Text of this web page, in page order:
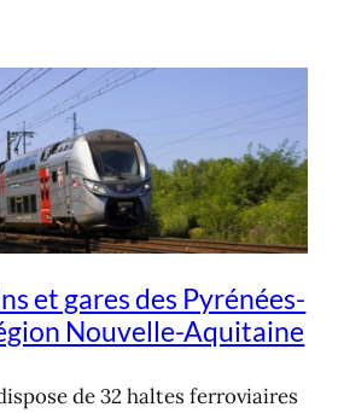
et gares des Pyrénées-
Nouvelle-Aquitaine
de 32 haltes ferroviaires